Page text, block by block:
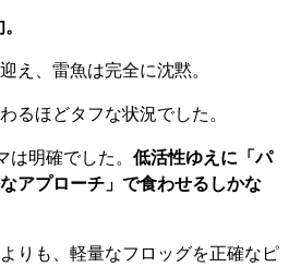
え、雷魚は完全に沈黙。
るほどタフな状況でした。
明確でした。 低活性ゆえに「パ
アプローチ」で食わせるしかな
りも、軽量なフロッグを正確なピ